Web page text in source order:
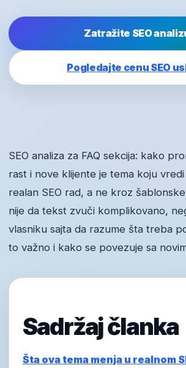
Zatražite SEO
Pogledajte cenu SEO
SEO analiza za FAQ sekcija: kako
rast i nove klijente je tema koju
realan SEO rad, a ne kroz
nije da tekst zvuči komplikovano,
vlasniku sajta da razume šta treba
to važno i kako se povezuje sa
Sadržaj članka
Šta ova tema menja u realnom